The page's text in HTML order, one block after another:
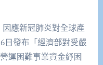
日發布「經濟部對受嚴
運困難事業資金紓困